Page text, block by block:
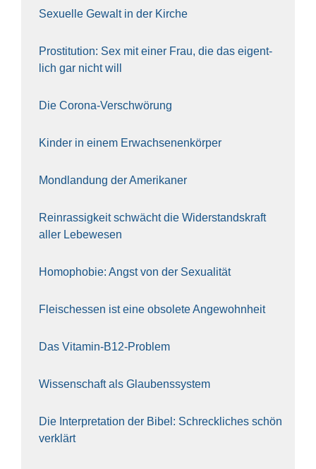
Sexu­el­le Gewalt in der Kir­che
Pro­sti­tu­ti­on: Sex mit einer Frau, die das eigent­
lich gar nicht will
Die Coro­na-Ver­schwö­rung
Kin­der in einem Erwach­se­nen­kör­per
Mond­lan­dung der Ame­ri­ka­ner
Rein­ras­sig­keit schwächt die Wider­stands­kraft
aller Lebe­we­sen
Homo­pho­bie: Angst von der Sexua­li­tät
Fleisch­essen ist eine obso­le­te An‍ge‍wohn‍heit
Das Vit­amin-B12-Pro­blem
Wis­sen­schaft als Glau­bens­sys­tem
Die Inter­pre­ta­ti­on der Bibel: Schreck­li­ches schön
ver­klärt